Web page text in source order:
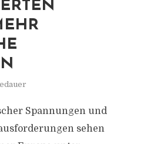
Spannungen und
sehen